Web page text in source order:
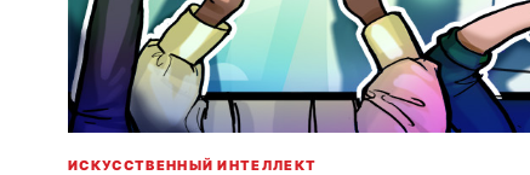
ИСКУССТВЕННЫЙ ИНТЕЛЛЕКТ